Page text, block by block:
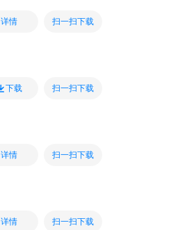
详情 扫一扫下载
下载 扫一扫下载
详情 扫一扫下载
详情 扫一扫下载